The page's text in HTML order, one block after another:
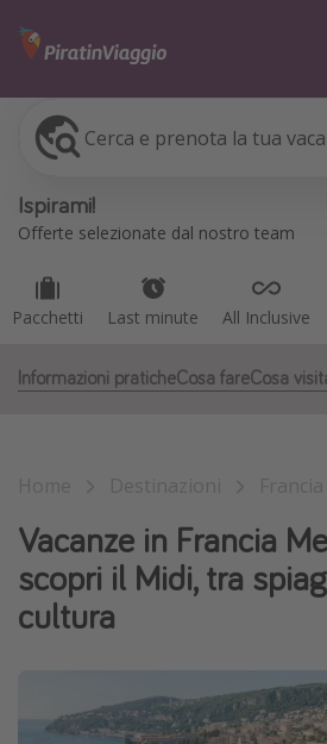
Cerca e prenota la tua
Ispirami!
Offerte selezionate dal nostro team
Pacchetti Last minute All Inclusive
Pacchetti
Voli
Vacanze
Albania
Baleari
Malta
Informazioni praticheCosa fareCosa
Vacanze in Francia
scopri il Midi, tra
cultura